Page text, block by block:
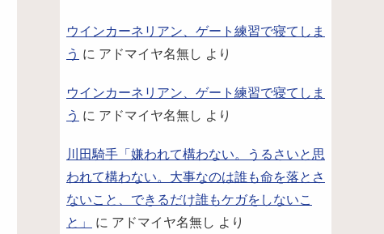
ウインカーネリアン、ゲート練習で寝てしま
う に アドマイヤ名無し より
ウインカーネリアン、ゲート練習で寝てしま
う に アドマイヤ名無し より
川田騎手「嫌われて構わない。うるさいと思
われて構わない。大事なのは誰も命を落とさ
ないこと、できるだけ誰もケガをしないこ
と」
に アドマイヤ名無し より